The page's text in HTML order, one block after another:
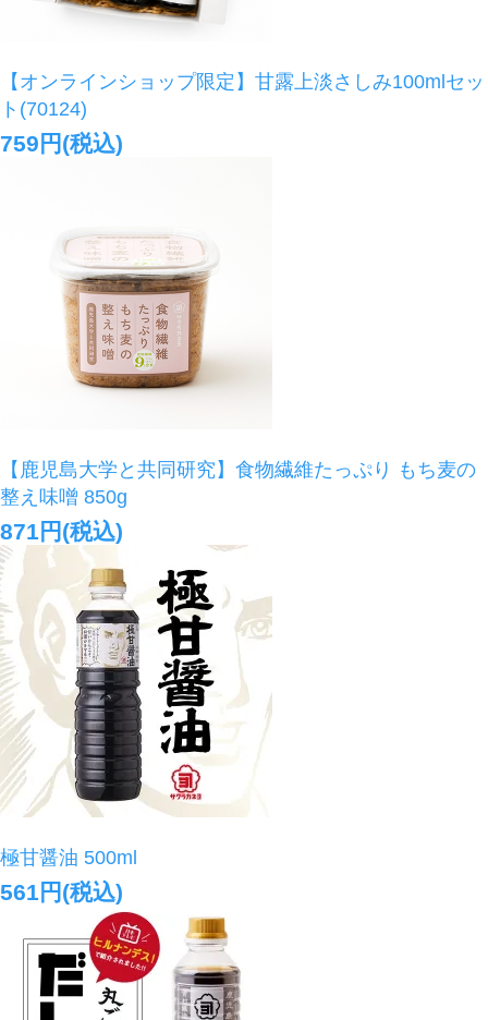
【オンラインショップ限定】甘露上淡さしみ100mlセッ
ト(70124)
759円(税込)
【鹿児島大学と共同研究】食物繊維たっぷり もち麦の
整え味噌 850g
871円(税込)
極甘醤油 500ml
561円(税込)